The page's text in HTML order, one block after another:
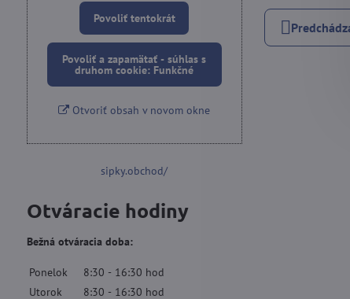
Povoliť tentokrát
Povoliť a zapamätať - súhlas s
druhom cookie: Funkčné
Otvoriť obsah v novom okne
sipky.obchod/
Otváracie hodiny
Bežná otváracia doba:
Ponelok 8:30 - 16:30 hod
Utorok
8:30 - 16:30 hod